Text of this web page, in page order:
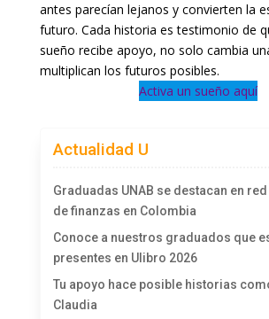
antes parecían lejanos y convierten la
futuro. Cada historia es testimonio de
sueño recibe apoyo, no solo cambia
multiplican los futuros posibles.
Activa un sueño aquí
Actualidad U
Graduadas UNAB se destacan en
de finanzas en Colombia
Conoce a nuestros graduados que
presentes en Ulibro 2026
Tu apoyo hace posible historias
Claudia